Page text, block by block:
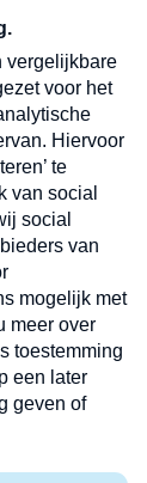
in
Verzend
in uw